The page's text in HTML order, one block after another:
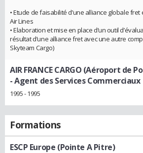
• Etude de faisabilité d’une alliance globale fret
Air Lines
• Elaboration et mise en place d’un outil
résultat d’une alliance fret avec une autre
Skyteam Cargo)
AIR FRANCE CARGO (Aéroport de
- Agent des Services Commerciaux
1995 - 1995
Formations
ESCP Europe (Pointe A Pitre)